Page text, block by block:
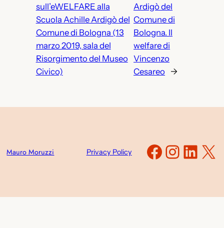
sull’eWELFARE alla
Scuola Achille Ardigò del
Comune di Bologna (13
marzo 2019, sala del
Risorgimento del Museo
Civico)
Ardigò del
Comune di
Bologna. Il
welfare di
Vincenzo
Cesareo
→
Mauro Moruzzi Privacy Policy X